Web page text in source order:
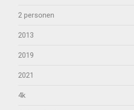
2 personen
2013
2019
2021
4k